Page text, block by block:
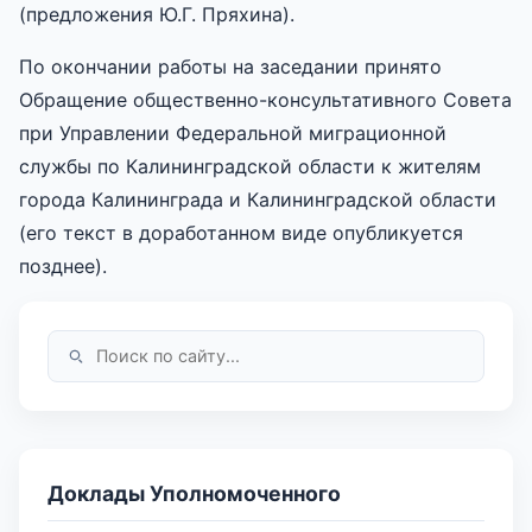
(предложения Ю.Г. Пряхина).
По окончании работы на заседании принято
Обращение общественно-консультативного Совета
при Управлении Федеральной миграционной
службы по Калининградской области к жителям
города Калининграда и Калининградской области
(его текст в доработанном виде опубликуется
позднее).
Доклады Уполномоченного